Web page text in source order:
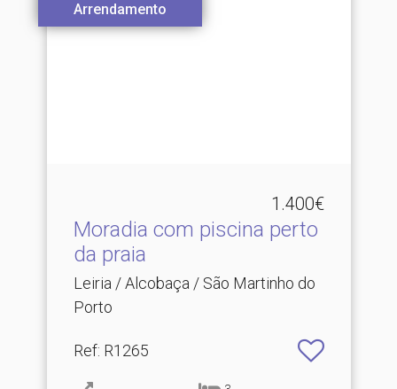
Arrendamento
1.400€
Moradia com piscina perto
da praia
Leiria / Alcobaça / São Martinho do
Porto
Ref: R1265